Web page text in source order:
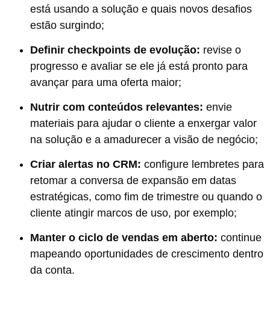
está usando a solução e quais novos desafios
estão surgindo;
Definir checkpoints de evolução: revise o
progresso e avaliar se ele já está pronto para
avançar para uma oferta maior;
Nutrir com conteúdos relevantes: envie
materiais para ajudar o cliente a enxergar valor
na solução e a amadurecer a visão de negócio;
Criar alertas no CRM: configure lembretes para
retomar a conversa de expansão em datas
estratégicas, como fim de trimestre ou quando o
cliente atingir marcos de uso, por exemplo;
Manter o ciclo de vendas em aberto: continue
mapeando oportunidades de crescimento dentro
da conta.